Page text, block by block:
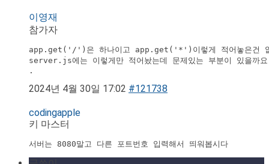
이영재
참가자
app.get('/')은 하나이고 app.get('*')이렇게 적어놓은건
server.js에는 이렇게만 적어놨는데 문제있는 부분이 있을까
.
2024년 4월 30일 17:02 #121738
codingapple
키 마스터
서버는 8080말고 다른 포트번호 입력해서 띄워봅시다